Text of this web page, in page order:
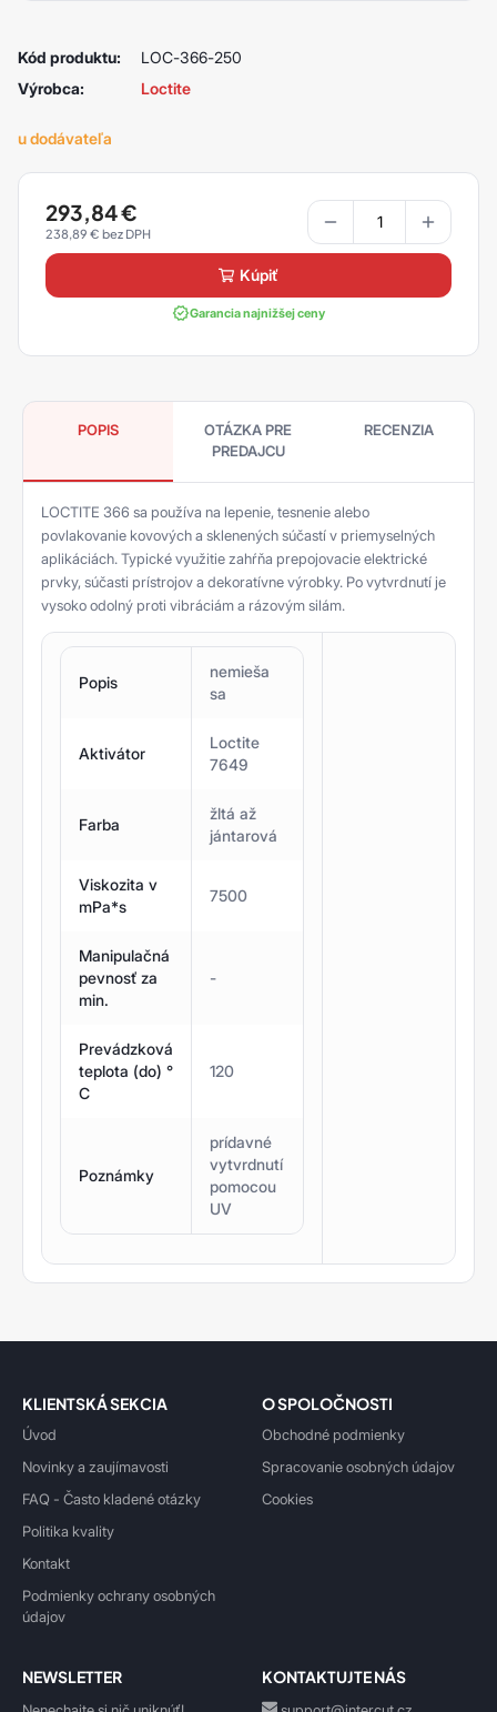
Kód produktu:
LOC-366-250
Výrobca:
Loctite
u dodávateľa
293,84€
238,89 €
kúpiť
Garancia najnižšej ceny
POPIS
OTÁZKA PRE
PREDAJCU
RECENZIA
LOCTITE 366 sa používa na lepenie, tesnenie alebo
povlakovanie kovových a sklenených súčastí v priemyselných
aplikáciách. Typické využitie zahŕňa prepojovacie elektrické
prvky, súčasti prístrojov a dekoratívne výrobky. Po vytvrdnutí je
vysoko odolný proti vibráciám a rázovým silám.
Popis
nemieša
sa
Aktivátor
Loctite
7649
Farba
žltá až
jántarová
Viskozita v
mPa*s
7500
Manipulačná
pevnosť za
min.
-
Prevádzková
teplota (do) °
C
120
Poznámky
prídavné
vytvrdnutí
pomocou
UV
KLIENTSKÁ SEKCIA
Úvod
Novinky a zaujímavosti
FAQ - Často kladené otázky
Politika kvality
Kontakt
Podmienky ochrany osobných
údajov
O SPOLOČNOSTI
Obchodné podmienky
Spracovanie osobných údajov
Cookies
NEWSLETTER KONTAKTUJTE NÁS